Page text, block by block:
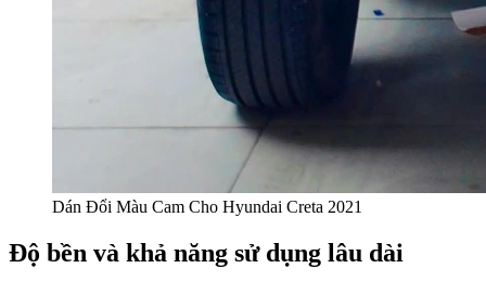
Dán Đổi Màu Cam Cho Hyundai Creta 2021
Độ bền và khả năng sử dụng lâu dài